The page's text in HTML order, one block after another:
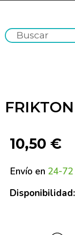
10,50 €
Envío en 24-72
Disponibilidad: